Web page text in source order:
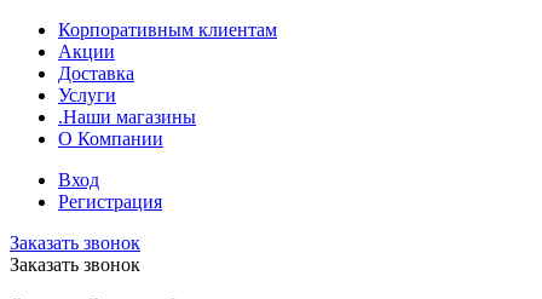
Корпоративным клиентам
Акции
Доставка
Услуги
.Наши магазины
О Компании
Вход
Регистрация
Заказать звонок
Заказать звонок